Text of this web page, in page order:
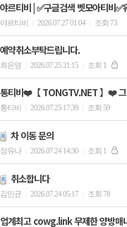
야르티비 | ✅구글검색 벳모아티비
야르티비 2026.07.27 01:04 조회 73
예약취소부탁드립니다.
최은영 2026.07.25 21:15 조회 1
통티비❤️【 TONGTV.NET 】❤️ 그
통티비 2026.07.25 17:39 조회 59
차 이동 문의
정유나 2026.07.24 14:30 조회 1
취소합니다
김민균 2026.07.24 05:17 조회 78
업계최고 cowg.link 무제한 양방매